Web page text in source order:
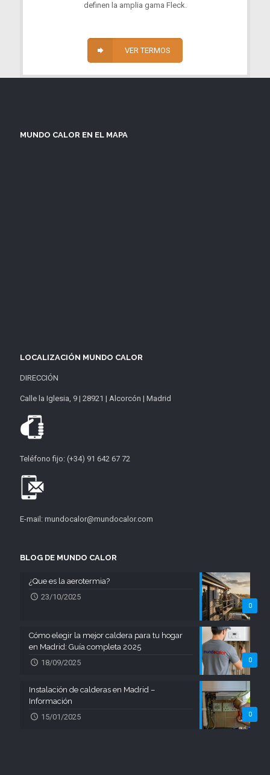
definen la amplia gama Fleck.
VER TERMOS
MUNDO CALOR EN EL MAPA
LOCALIZACIÓN MUNDO CALOR
DIRECCIÓN
Calle la Iglesia, 9 | 28921 | Alcorcón | Madrid
Teléfono fijo: (+34) 91 642 67 72
E-mail: mundocalor@mundocalor.com
BLOG DE MUNDO CALOR
0
¿Que es la aerotermia?
23/10/2025
0
Cómo elegir la mejor caldera para tu hogar
en Madrid: Guía completa 2025
18/09/2025
0
Instalación de calderas en Madrid –
Información
15/01/2025